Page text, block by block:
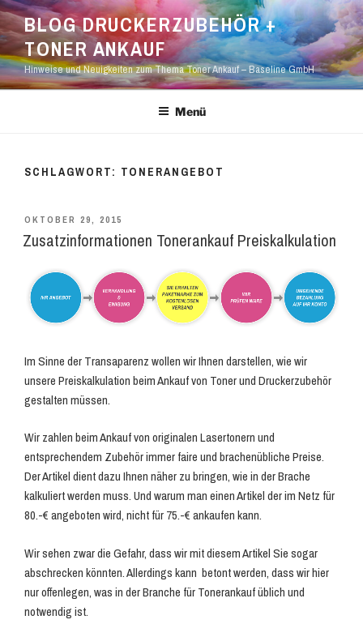
Zum
Inhalt
springen
BLOG DRUCKERZUBEHÖR +
TONER ANKAUF
Hinweise und Neuigkeiten zum Thema Toner Ankauf – Baseline GmbH
Menü
SCHLAGWORT: TONERANGEBOT
VERÖFFENTLICHT
AM
OKTOBER 29, 2015
Zusatzinformationen Tonerankauf Preiskalkulation
Im Sinne der Transaparenz wollen wir Ihnen darstellen, wie wir
unsere Preiskalkulation beim Ankauf von Toner und Druckerzubehör
gestalten müssen.
Wir zahlen beim Ankauf von originalen Lasertonern und
entsprechendem Zubehör immer faire und brachenübliche Preise.
Der Artikel dient dazu Ihnen näher zu bringen, wie in der Brache
kalkuliert werden muss. Und warum man einen Artikel der im Netz für
80.-€ angeboten wird, nicht für 75.-€ ankaufen kann.
Wir sehen zwar die Gefahr, dass wir mit diesem Artikel Sie sogar
abschrecken könnten. Allerdings kann betont werden, dass wir hier
nur offenlegen, was in der Branche für Tonerankauf üblich und
notwendig ist.